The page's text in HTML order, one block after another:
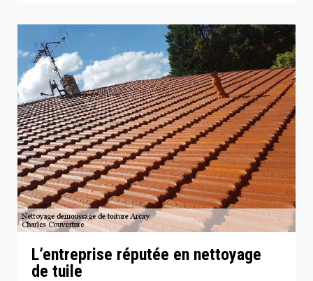
L’entreprise réputée en nettoyage
de tuile